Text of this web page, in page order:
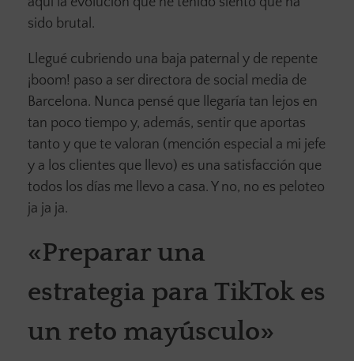
sido brutal.
Llegué cubriendo una baja paternal y de repente
¡boom! paso a ser directora de social media de
Barcelona. Nunca pensé que llegaría tan lejos en
tan poco tiempo y, además, sentir que aportas
tanto y que te valoran (mención especial a mi jefe
y a los clientes que llevo) es una satisfacción que
todos los días me llevo a casa. Y no, no es peloteo
ja ja ja.
«Preparar una
estrategia para TikTok es
un reto mayúsculo»